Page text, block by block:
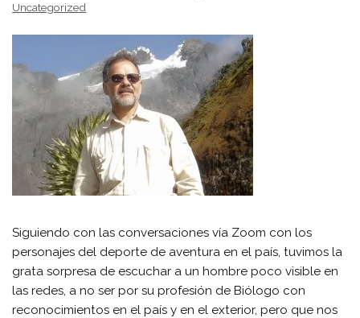
Uncategorized
Siguiendo con las conversaciones vía Zoom con los
personajes del deporte de aventura en el país, tuvimos la
grata sorpresa de escuchar a un hombre poco visible en
las redes, a no ser por su profesión de Biólogo con
reconocimientos en el país y en el exterior, pero que nos